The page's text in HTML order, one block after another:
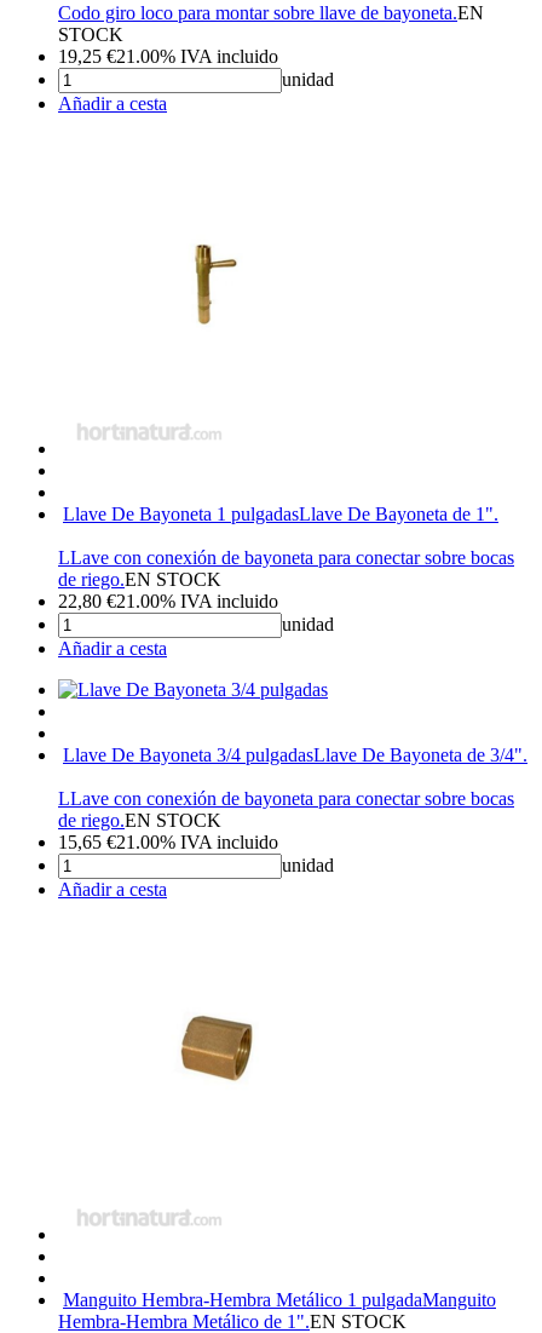
Codo giro loco para montar sobre llave de bayoneta.EN
STOCK
19,25 €21.00% IVA incluido
unidad
Añadir a cesta
Llave De Bayoneta 1 pulgadasLlave De Bayoneta de 1".
LLave con conexión de bayoneta para conectar sobre bocas
de riego.EN STOCK
22,80 €21.00% IVA incluido
unidad
Añadir a cesta
Llave De Bayoneta 3/4 pulgadasLlave De Bayoneta de 3/4".
LLave con conexión de bayoneta para conectar sobre bocas
de riego.EN STOCK
15,65 €21.00% IVA incluido
unidad
Añadir a cesta
Manguito Hembra-Hembra Metálico 1 pulgadaManguito
Hembra-Hembra Metálico de 1".EN STOCK